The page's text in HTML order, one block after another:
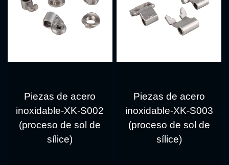
Piezas de acero
inoxidable-XK-S002
(proceso de sol de
sílice)
Piezas de acero
inoxidable-XK-S003
(proceso de sol de
sílice)